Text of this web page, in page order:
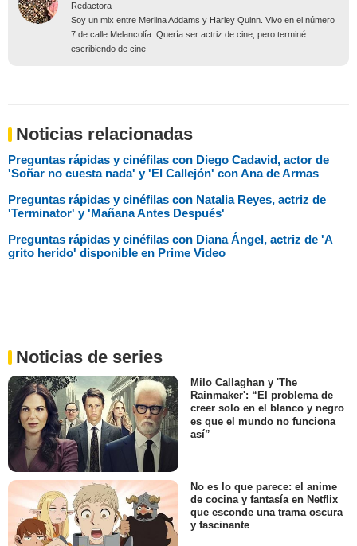
Redactora
Soy un mix entre Merlina Addams y Harley Quinn. Vivo en el número
7 de calle Melancolía. Quería ser actriz de cine, pero terminé
escribiendo de cine
Noticias relacionadas
Preguntas rápidas y cinéfilas con Diego Cadavid, actor de
'Soñar no cuesta nada' y 'El Callejón' con Ana de Armas
Preguntas rápidas y cinéfilas con Natalia Reyes, actriz de
'Terminator' y 'Mañana Antes Después'
Preguntas rápidas y cinéfilas con Diana Ángel, actriz de 'A
grito herido' disponible en Prime Video
Noticias de series
Milo Callaghan y 'The
Rainmaker': “El problema de
creer solo en el blanco y negro
es que el mundo no funciona
así”
No es lo que parece: el anime
de cocina y fantasía en Netflix
que esconde una trama oscura
y fascinante